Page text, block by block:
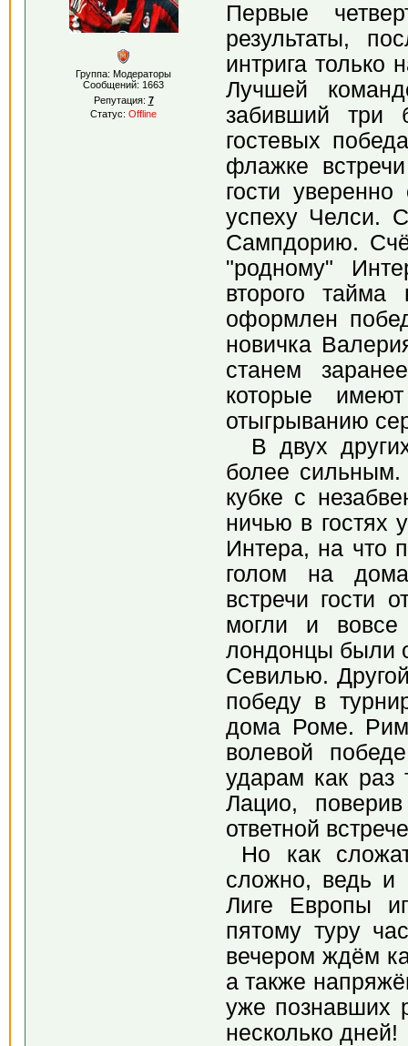
Группа: Модераторы
Сообщений: 1663
Репутация: 7
Статус: Offline
Первые
результаты,
интрига только
Лучшей
забивший три
гостевых
флажке
гости
успеху Челси.
Сампдорию.
"родному"
второго
оформлен
новичка
станем
которые
отыгрыванию
В двух
более
кубке с
ничью в гостях
Интера, на что
голом на
встречи гости
могли и
лондонцы были
Севилью.
победу в
дома Роме.
волевой
ударам как раз
Лацио,
ответной
Но как
сложно, ведь и
Лиге Европы
пятому туру
вечером ждём
а также
уже познавших
несколько дней!